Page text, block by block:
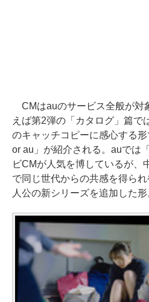
CMはauのサービス全般が対
えば第2弾の「カタログ」篇で
のキャッチコピーに感心する
or au」が紹介される。auでは
ビCMが人気を博しているが、
で同じ世代からの共感を得ら
人公の新シリーズを追加した形